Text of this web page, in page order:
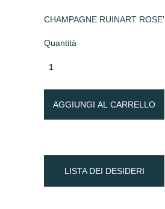
CHAMPAGNE RUINART
Quantità
AGGIUNGI AL CARRELLO
LISTA DEI DESIDERI